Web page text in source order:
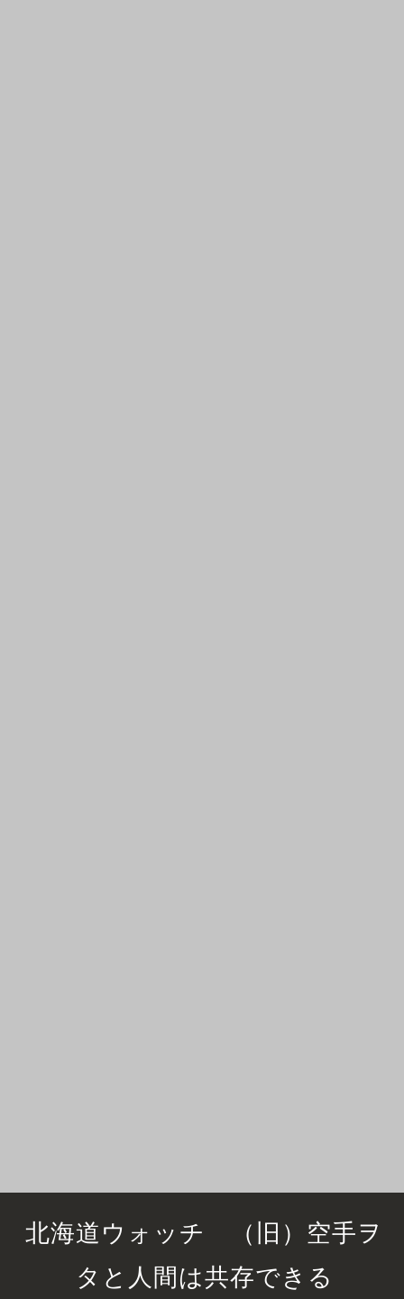
北海道ウォッチ （旧）空手ヲ
タと人間は共存できる